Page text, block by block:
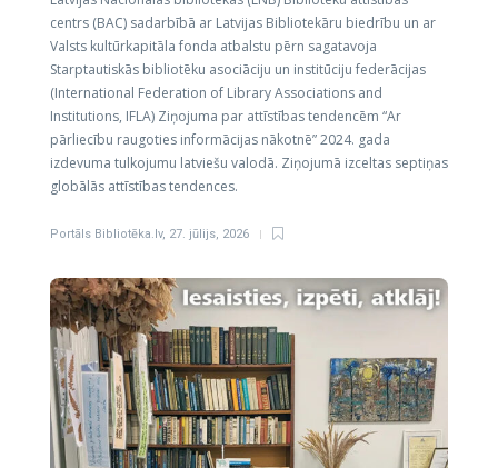
centrs (BAC) sadarbībā ar Latvijas Bibliotekāru biedrību un ar
Valsts kultūrkapitāla fonda atbalstu pērn sagatavoja
Starptautiskās bibliotēku asociāciju un institūciju federācijas
(International Federation of Library Associations and
Institutions, IFLA) Ziņojuma par attīstības tendencēm “Ar
pārliecību raugoties informācijas nākotnē” 2024. gada
izdevuma tulkojumu latviešu valodā. Ziņojumā izceltas septiņas
globālās attīstības tendences.
Portāls Bibliotēka.lv, 27. jūlijs, 2026